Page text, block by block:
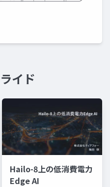
イド
Hailo-8上の低消費電力
Edge AI